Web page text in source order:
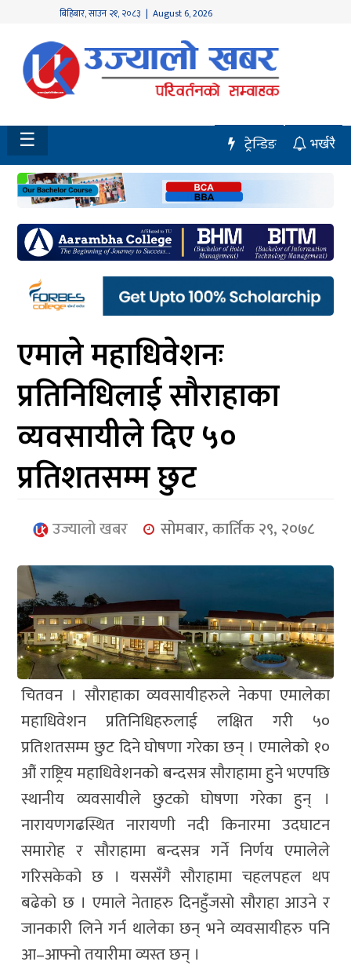
बिहिबार,साउन २१, २०८३ | August 6, 2026
होमपेज
नवलपुर
विशेष
मध्य
नेपाल
चितवन
सेरोफेरो
समाचार
आर्थिक
मनोरञ्जन
खेलकुद
अन्तर्राष्ट्रिय/
युनिकोड
☰ भर्खरै
ट्रेन्डिङ
एमाले महाधिवेशनः
प्रतिनिधिलाई सौराहाका
व्यवसायीले दिए ५०
प्रतिशतसम्म छुट
उज्यालो खबर सोमबार, कार्तिक २९, २०७८
चितवन । सौराहाका व्यवसायीहरुले नेकपा एमालेका
महाधिवेशन प्रतिनिधिहरुलाई लक्षित गरी ५०
प्रतिशतसम्म छुट दिने घोषणा गरेका छन् । एमालेको १०
औं राष्ट्रिय महाधिवेशनको बन्दसत्र सौराहामा हुने भएपछि
स्थानीय व्यवसायीले छुटको घोषणा गरेका हुन् ।
नारायणगढस्थित नारायणी नदी किनारमा उदघाटन
समारोह र सौराहामा बन्दसत्र गर्ने निर्णय एमालेले
गरिसकेको छ । यससँगै सौराहामा चहलपहल थप
बढेको छ । एमाले नेताहरु दिनहुँजसो सौराहा आउने र
जानकारी लिने गर्न थालेका छन् भने व्यवसायीहरु पनि
आ–आफ्नो तयारीमा व्यस्त छन् ।